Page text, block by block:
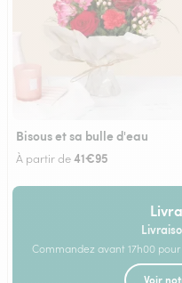
Bisous et sa bulle d'eau
À partir de41€95
Commandez avant 17h00
Voir